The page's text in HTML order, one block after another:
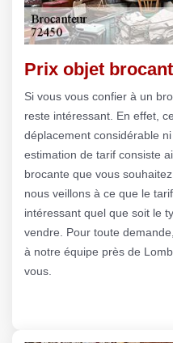
Prix objet
Si vous vous confier à un
reste intéressant. En effet,
déplacement considérable
estimation de tarif consiste
brocante que vous
nous veillons à ce que le
intéressant quel que soit le
vendre. Pour toute
à notre équipe près de
vous.